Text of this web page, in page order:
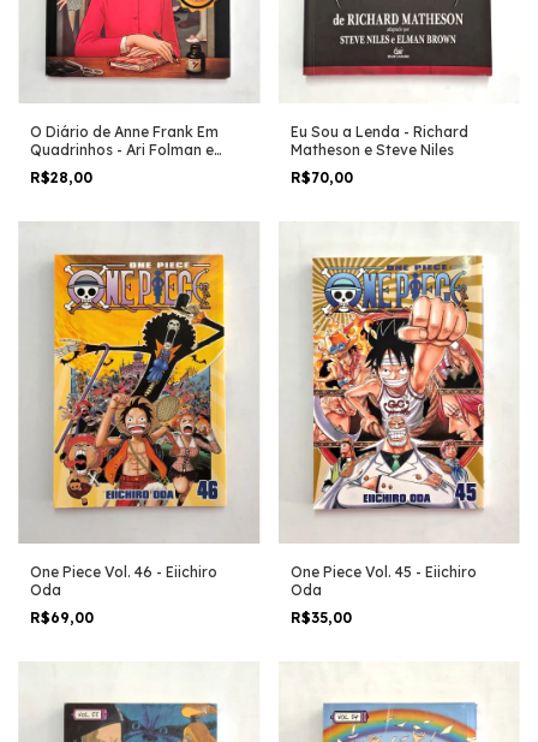
O Diário de Anne Frank Em
Quadrinhos - Ari Folman e
David Polonsky
R$28,00
Eu Sou a Lenda - Richard
Matheson e Steve Niles
R$70,00
One Piece Vol. 46 - Eiichiro
Oda
R$69,00
One Piece Vol. 45 - Eiichiro
Oda
R$35,00